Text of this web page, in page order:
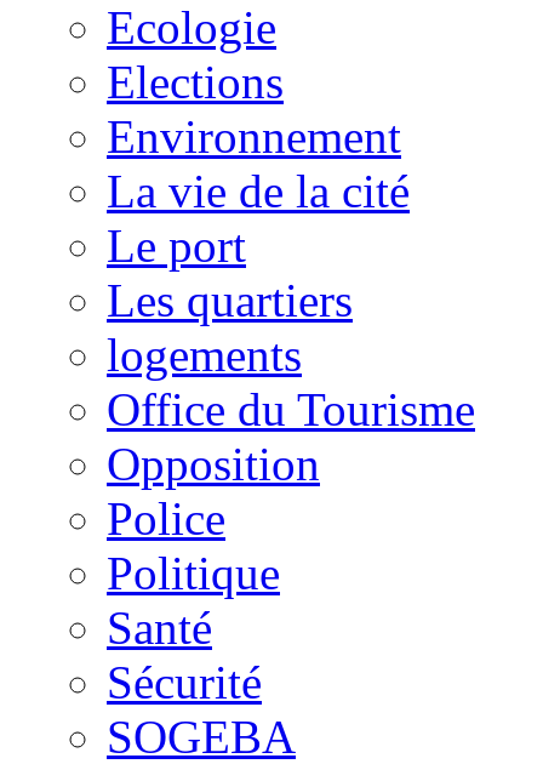
Ecologie
Elections
Environnement
La vie de la cité
Le port
Les quartiers
logements
Office du Tourisme
Opposition
Police
Politique
Santé
Sécurité
SOGEBA